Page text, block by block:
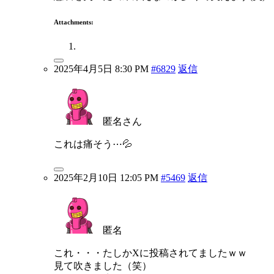
Attachments:
2025年4月5日 8:30 PM #6829 返信
匿名さん
これは痛そう⋯💦
2025年2月10日 12:05 PM #5469 返信
匿名
これ・・・たしかXに投稿されてましたｗｗ
見て吹きました（笑）